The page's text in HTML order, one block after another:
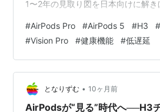
1〜2年の見取り図を日本向けに解き
る？ 3) ラインナップの整理：どこ
メラの狙い：撮るためじゃなく「理
ユーザーの買う/待つガイド 6)
度感は？ 7) ここから先に注目する
#AirPods Pro #AirPods 5 #H3 #
#Vision Pro #健康機能 #低遅延
となりずむ • 10ヶ月前
AirPodsが“見る”時代へ──H3